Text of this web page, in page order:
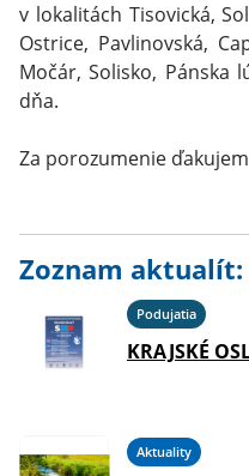
v lokalitách Tisovická,
Ostrice, Pavlinovská,
Močár, Solisko, Pánska
dňa.
Za porozumenie
Zoznam aktualít:
Podujatia
KRAJSKÉ
Aktuality